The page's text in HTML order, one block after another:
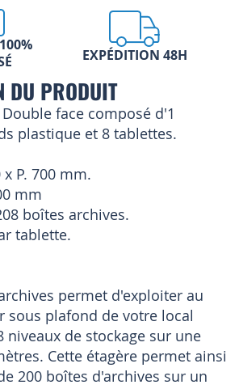
EXPÉDITION 48H
DU PRODUIT
face composé d'1
plastique et 8 tablettes.
P. 700 mm.
mm
boîtes archives.
tablette.
permet d'exploiter au
sous plafond de votre local
niveaux de stockage sur une
Cette étagère permet ainsi
200 boîtes d'archives sur un